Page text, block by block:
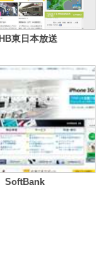
東日本放送
SoftBank